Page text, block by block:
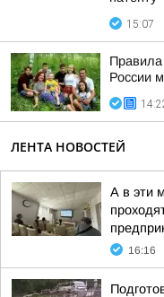
15:07
России
ЛЕНТА НОВОСТЕЙ
А в эти
16:16